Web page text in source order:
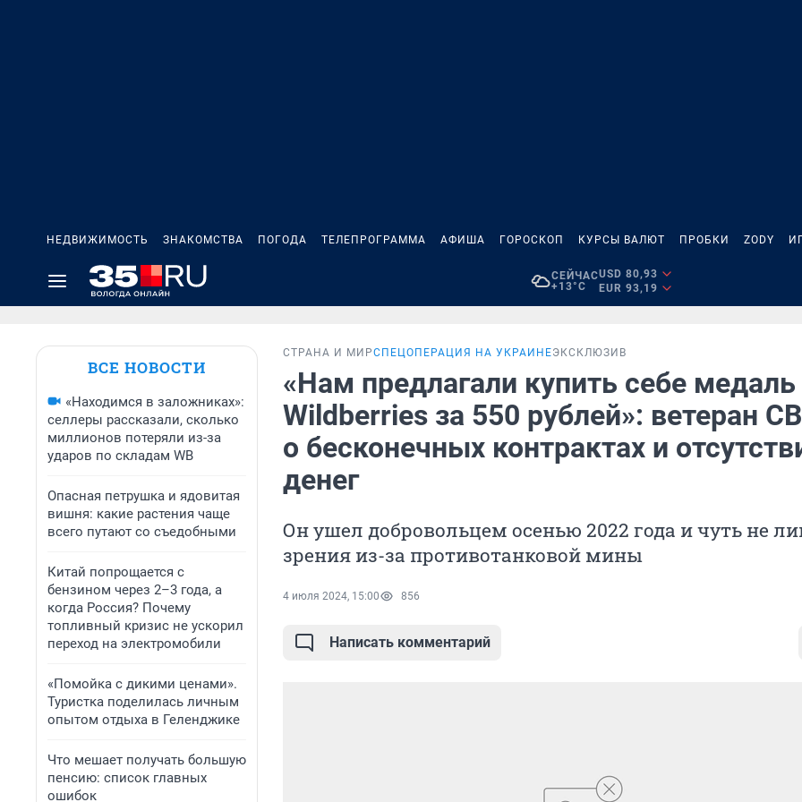
НЕДВИЖИМОСТЬ ЗНАКОМСТВА ПОГОДА ТЕЛЕПРОГРАММА АФИША ГОРОСКОП КУРСЫ ВАЛЮТ ПРОБКИ ZODY
СЕЙЧАС
+13°C
USD 80,93
EUR 93,19
ВСЕ НОВОСТИ
«Находимся в заложниках»:
селлеры рассказали, сколько
миллионов потеряли из-за
ударов по складам WB
Опасная петрушка и ядовитая
вишня: какие растения чаще
всего путают со съедобными
Китай попрощается с
бензином через 2–3 года, а
когда Россия? Почему
топливный кризис не ускорил
переход на электромобили
«Помойка с дикими ценами».
Туристка поделилась личным
опытом отдыха в Геленджике
Что мешает получать большую
пенсию: список главных
ошибок
СТРАНА И МИРСПЕЦОПЕРАЦИЯ НА УКРАИНЕЭКСКЛЮЗИВ
«Нам предлагали купить себе медаль
Wildberries за 550 рублей»: ветеран
о бесконечных контрактах и
денег
Он ушел добровольцем осенью 2022 года и чуть не
зрения из-за противотанковой мины
4 июля 2024, 15:00 856
Написать комментарий